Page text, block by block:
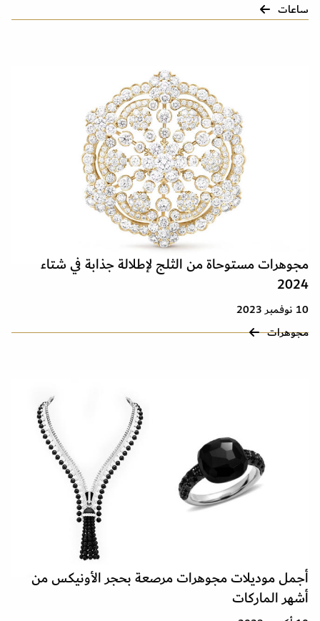
ساعات
مجوهرات مستوحاة من الثلج لإطلالة جذابة في شتاء
2024
10 نوفمبر 2023
مجوهرات
أجمل موديلات مجوهرات مرصعة بحجر الأونيكس من
أشهر الماركات